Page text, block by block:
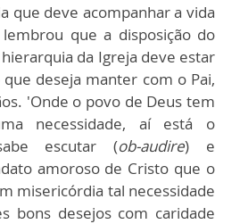
que deve acompanhar a vida
que a disposição do
da Igreja deve estar
deseja manter com o Pai,
'Onde o povo de Deus tem
necessidade, aí está o
escutar (ob-audire) e
amoroso de Cristo que o
misericórdia tal necessidade
bons desejos com caridade